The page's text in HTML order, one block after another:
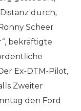
durch,
Scheer
bekräftigte
Ex-DTM-Pilot,
Zweiter
den Ford